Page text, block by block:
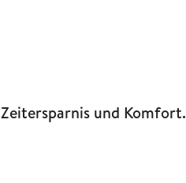
Zeitersparnis und Komfort.